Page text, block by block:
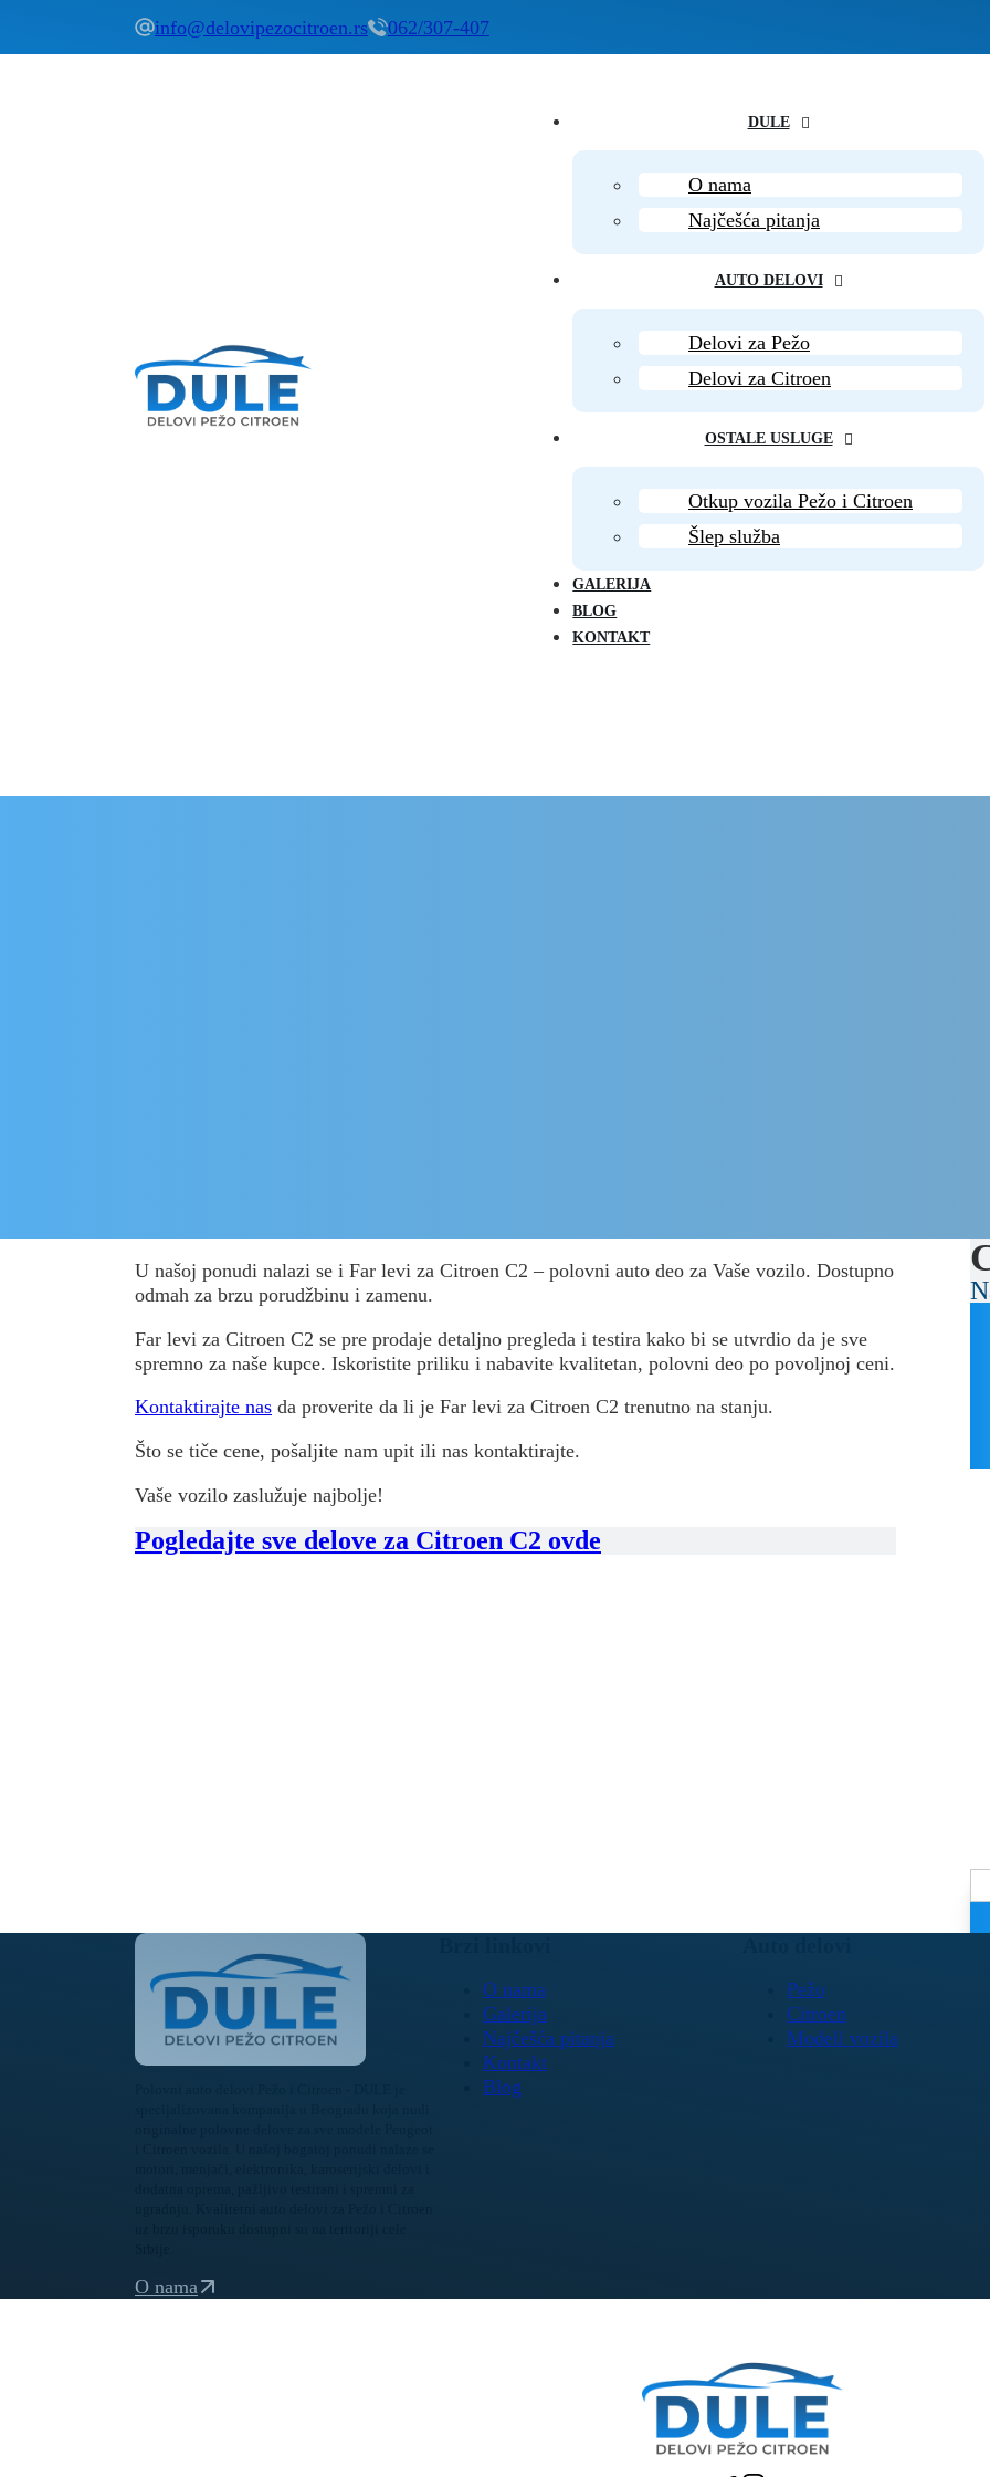
info@delovipezocitroen.rs 062/307-407
DULE
O nama
Najčešća pitanja
AUTO DELOVI
Delovi za Pežo
Delovi za Citroen
OSTALE USLUGE
Otkup vozila Pežo i Citroen
Šlep služba
GALERIJA
BLOG
KONTAKT
U našoj ponudi nalazi se i Far levi za Citroen C2 – polovni auto deo za Vaše vozilo. Dostupno
odmah za brzu porudžbinu i zamenu.
Far levi za Citroen C2 se pre prodaje detaljno pregleda i testira kako bi se utvrdio da je sve
spremno za naše kupce. Iskoristite priliku i nabavite kvalitetan, polovni deo po povoljnoj ceni.
Kontaktirajte nas da proverite da li je Far levi za Citroen C2 trenutno na stanju.
Što se tiče cene, pošaljite nam upit ili nas kontaktirajte.
Vaše vozilo zaslužuje najbolje!
Pogledajte sve delove za Citroen C2 ovde
O nama
O nama
Galerija
Najčešća pitanja
Kontakt
Blog
Pežo
Citroen
Modeli vozila